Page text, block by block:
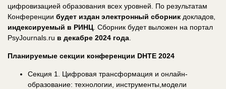
цифровизацией образования всех уровней. По результатам
Конференции будет издан электронный сборник докладов,
индексируемый в РИНЦ . Сборник будет выложен на портал
PsyJournals.ru в декабре 2024 года
Планируемые секции конференции DHTE 2024
Секция 1. Цифровая трансформация и онлайн-
образование: технологии, инструменты,модели